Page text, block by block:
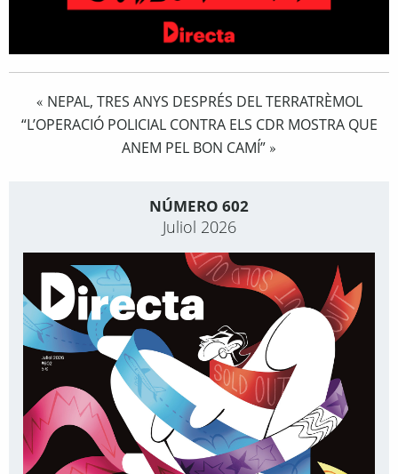
« NEPAL, TRES ANYS DESPRÉS DEL TERRATRÈMOL
“L’OPERACIÓ POLICIAL CONTRA ELS CDR MOSTRA QUE
ANEM PEL BON CAMÍ” »
NÚMERO 602
Juliol 2026